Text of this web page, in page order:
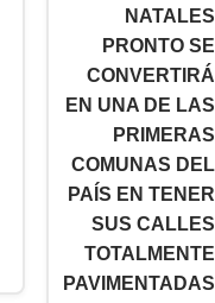
NATALES
PRONTO SE
CONVERTIRÁ
EN UNA DE LAS
PRIMERAS
COMUNAS DEL
PAÍS EN TENER
SUS CALLES
TOTALMENTE
PAVIMENTADAS